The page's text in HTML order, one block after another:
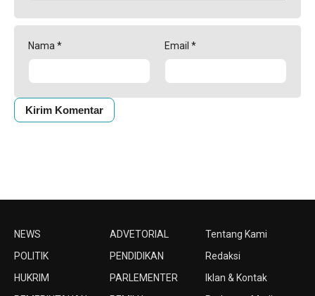
Nama * Email *
NEWS
POLITIK
HUKRIM
ADVETORIAL
PENDIDIKAN
PARLEMENTER
Tentang Kami
Redaksi
Iklan & Kontak